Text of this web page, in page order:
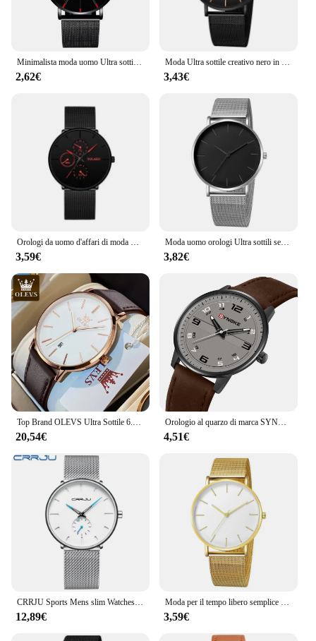
2,62€ 3,43€
3,59€
Moda uomo orologi Ultra sottili semplici uomini d'affari cintura in maglia di acciaio inossidabile orologio al quarzo orologio Casual per uomo Relogio Masculino
3,82€
20,54€
Orologio al quarzo di marca SYNOKE da uomo con cassa in lega da 40mm cinturino in pelle semplice Display di grandi numeri orologi da polso impermeabili da uomo
4,51€
12,89€ 3,59€